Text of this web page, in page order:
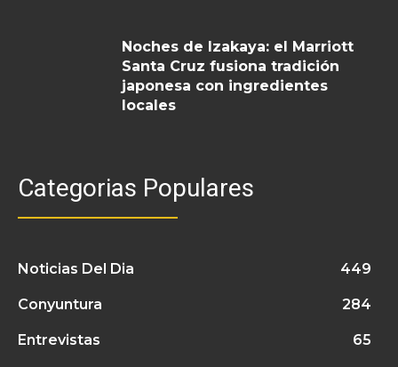
Noches de Izakaya: el Marriott
Santa Cruz fusiona tradición
japonesa con ingredientes
locales
Categorias Populares
Noticias Del Dia 449
Conyuntura 284
Entrevistas 65